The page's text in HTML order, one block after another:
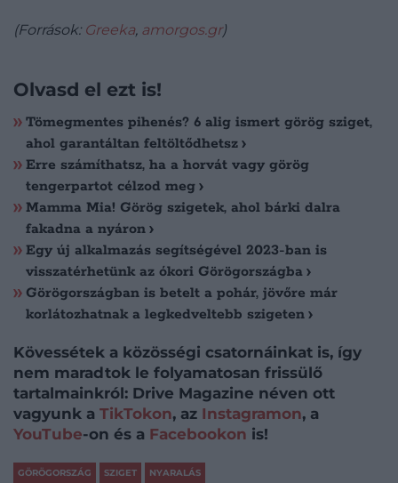
(Források: Greeka, amorgos.gr)
Olvasd el ezt is!
Tömegmentes pihenés? 6 alig ismert görög sziget,
ahol garantáltan feltöltődhetsz
Erre számíthatsz, ha a horvát vagy görög
tengerpartot célzod meg
Mamma Mia! Görög szigetek, ahol bárki dalra
fakadna a nyáron
Egy új alkalmazás segítségével 2023-ban is
visszatérhetünk az ókori Görögországba
Görögországban is betelt a pohár, jövőre már
korlátozhatnak a legkedveltebb szigeten
Kövessétek a közösségi csatornáinkat is, így
nem maradtok le folyamatosan frissülő
tartalmainkról: Drive Magazine néven ott
vagyunk a TikTokon, az Instagramon, a
YouTube-on és a Facebookon is!
GÖRÖGORSZÁG SZIGET NYARALÁS